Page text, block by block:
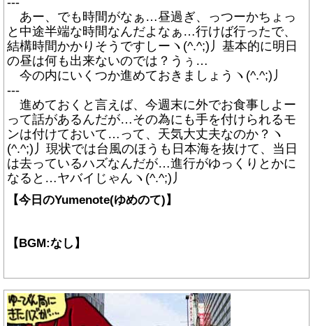
あー、でも時間がなぁ…昼過ぎ、っつーかちょっ
と中途半端な時間なんだよなぁ…行けば行ったで、
結構時間かかりそうですしーヽ(^.^;)丿基本的に明日
の昼は何も出来ないのでは？うぅ…
今の内にいくつか進めておきましょうヽ(^.^;)丿
---
進めておくと言えば、今週末に外でお食事しよー
って話があるんだが…その為にも手を付けられるモ
ンは付けておいて…って、天気大丈夫なのか？ヽ
(^.^;)丿現状では台風のほうも日本海を抜けて、当日
は去っているハズなんだが…進行がゆっくりとかに
なると…ヤバイじゃんヽ(^.^;)丿
【今日のYumenote(ゆめのて)】
【BGM:なし】